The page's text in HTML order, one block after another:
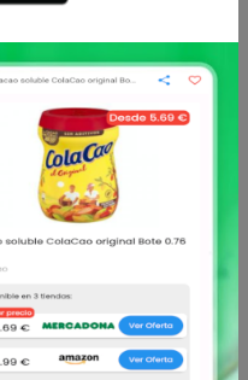
verduras para perro
desde32.7 €